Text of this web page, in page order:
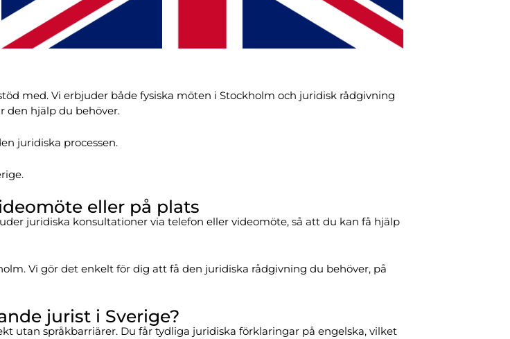
med. Vi erbjuder både fysiska möten i Stockholm och juridisk rådgivning
den hjälp du behöver.
juridiska processen.
eller på plats
juridiska konsultationer via telefon eller videomöte, så att du kan få hjälp
Vi gör det enkelt för dig att få den juridiska rådgivning du behöver, på
jurist i Sverige?
utan språkbarriärer. Du får tydliga juridiska förklaringar på engelska, vilket